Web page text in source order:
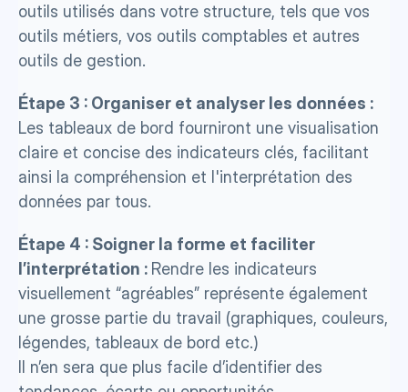
outils utilisés dans votre structure, tels que vos
outils métiers, vos outils comptables et autres
outils de gestion.
Étape 3 : Organiser et analyser les données :
Les tableaux de bord fourniront une visualisation
claire et concise des indicateurs clés, facilitant
ainsi la compréhension et l'interprétation des
données par tous.
Étape 4 : Soigner la forme et faciliter
l’interprétation : Rendre les indicateurs
visuellement “agréables” représente également
une grosse partie du travail (graphiques, couleurs,
légendes, tableaux de bord etc.)
Il n’en sera que plus facile d’identifier des